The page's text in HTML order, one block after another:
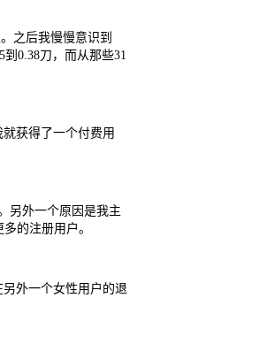
之后我慢慢意识到
0.38刀，而从那些31
就获得了一个付费用
另外一个原因是我主
的注册用户。
外一个女性用户的退